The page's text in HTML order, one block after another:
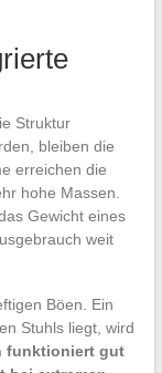
Struktur
bleiben die
erreichen die
hohe Massen.
Gewicht eines
weit
Böen. Ein
Stuhls liegt, wird
funktioniert gut